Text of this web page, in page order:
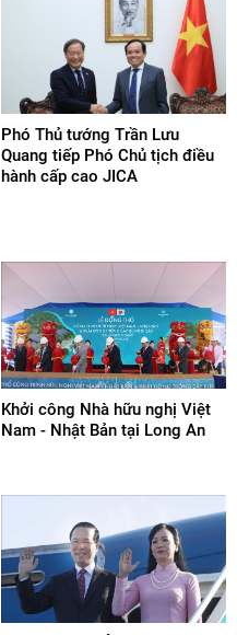
Phó Thủ tướng Trần Lưu
Quang tiếp Phó Chủ tịch điều
hành cấp cao JICA
Khởi công Nhà hữu nghị Việt
Nam - Nhật Bản tại Long An